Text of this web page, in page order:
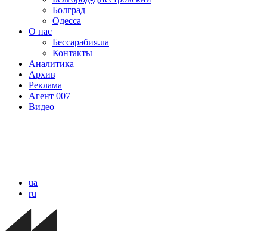
Болград
Одесса
О нас
Бессарабия.ua
Контакты
Аналитика
Архив
Реклама
Агент 007
Видео
ua
ru